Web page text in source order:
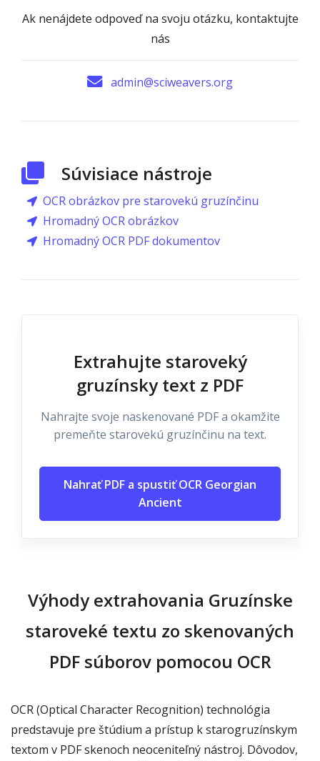
Ak nenájdete odpoveď na svoju otázku, kontaktujte
nás
admin@sciweavers.org
Súvisiace nástroje
OCR obrázkov pre starovekú gruzínčinu
Hromadný OCR obrázkov
Hromadný OCR PDF dokumentov
Extrahujte staroveký
gruzínsky text z PDF
Nahrajte svoje naskenované PDF a okamžite
premeňte starovekú gruzínčinu na text.
Nahrať PDF a spustiť OCR Georgian
Ancient
Výhody extrahovania Gruzínske
staroveké textu zo skenovaných
PDF súborov pomocou OCR
OCR (Optical Character Recognition) technológia
predstavuje pre štúdium a prístup k starogruzínskym
textom v PDF skenoch neoceniteľný nástroj. Dôvodov,